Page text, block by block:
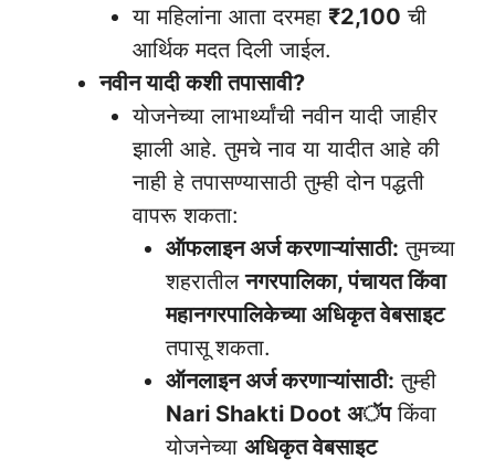
या महिलांना आता दरमहा ₹2,100 ची
आर्थिक मदत दिली जाईल.
नवीन यादी कशी तपासावी?
योजनेच्या लाभार्थ्यांची नवीन यादी जाहीर
झाली आहे. तुमचे नाव या यादीत आहे की
नाही हे तपासण्यासाठी तुम्ही दोन पद्धती
वापरू शकता:
ऑफलाइन अर्ज करणाऱ्यांसाठी: तुमच्या
शहरातीलनगरपालिका, पंचायत किंवा
महानगरपालिकेच्या अधिकृत वेबसाइट
तपासू शकता.
ऑनलाइन अर्ज करणाऱ्यांसाठी: तुम्ही
Nari Shakti Doot अॅपकिंवा
योजनेच्या अधिकृत वेबसाइट